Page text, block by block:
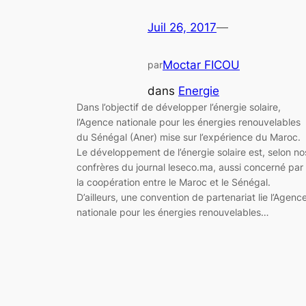
Juil 26, 2017—
parMoctar FICOU
dans Energie
Dans l’objectif de développer l’énergie solaire,
l’Agence nationale pour les énergies renouvelables
du Sénégal (Aner) mise sur l’expérience du Maroc.
Le développement de l’énergie solaire est, selon
confrères du journal leseco.ma, aussi concerné par
la coopération entre le Maroc et le Sénégal.
D’ailleurs, une convention de partenariat lie
nationale pour les énergies renouvelables…